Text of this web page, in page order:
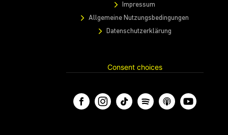
Impressum
Allgemeine Nutzungsbedingungen
Datenschutzerklärung
Consent choices